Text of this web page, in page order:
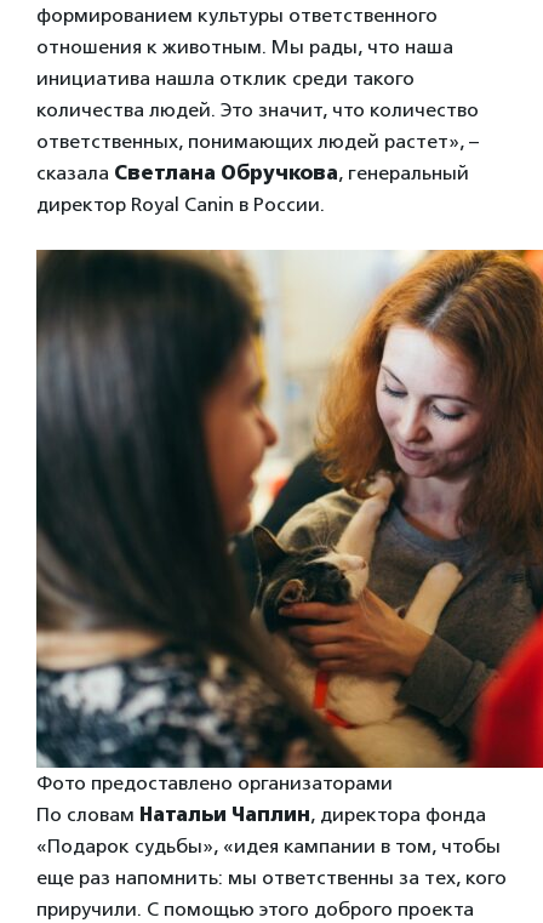
формированием культуры ответственного
отношения к животным. Мы рады, что наша
инициатива нашла отклик среди такого
количества людей. Это значит, что количество
ответственных, понимающих людей растет», –
сказала Светлана Обручкова, генеральный
директор Royal Canin в России.
Фото предоставлено организаторами
По словам Натальи Чаплин, директора фонда
«Подарок судьбы», «идея кампании в том, чтобы
еще раз напомнить: мы ответственны за тех, кого
приручили. С помощью этого доброго проекта